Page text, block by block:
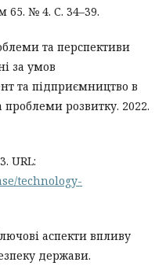
65. № 4. С. 34–39.
та перспективи
за умов
та підприємництво в
проблеми розвитку. 2022.
URL:
technology-
аспекти впливу
держави.